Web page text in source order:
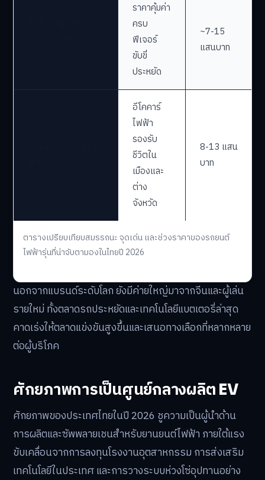
ตารางเปรียบเทียบสมรรถนะ จุดเด่น และช่วงราคาของรถยนต์
ไฟฟ้ารุ่นที่น่าจับตามองในไทยปี 2026
ราคาคุ้มค่า
ครบ
ฟีเจอร์
ขับขี่
ประหยัด
~7-15
แสนบาท
อีโคคาร์
ไฟฟ้า
รองรับ
ชีวิตใน
เมืองและ
ต่าง
จังหวัด
8-13 แสน
บาท
นอกจากแบรนด์ระดับโลก ยังมีค่ายใหญ่มาจากจีนและผู้เล่น
รายใหม่ ทั้งตลาดรถประหยัดและเทคโนโลยีแบตเตอรี่ล่าสุด
คาดเร่งให้ตลาดแข่งขันสูงขึ้นและเสนอทางเลือกที่หลากหลาย
ต่อผู้บริโภค
ศักยภาพการเป็นศูนย์กลางผลิต EV
ศักยภาพของประเทศไทยในปี 2026 ชูความเป็นผู้นำด้าน
การผลิตและซัพพลายเชนสำหรับยานยนต์ไฟฟ้า ภายใต้แรง
ขับเคลื่อนจากการลงทุนโรงงานอุตสาหกรรม การส่งเสริม
เทคโนโลยีในประเทศ และการวางระบบห่วงโซ่อุปทานอย่าง